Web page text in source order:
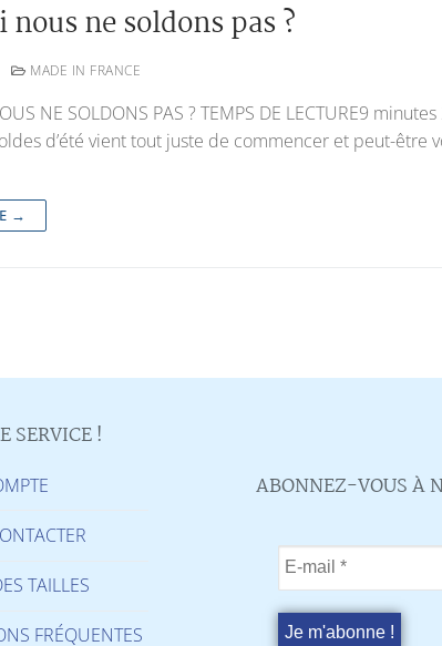
nous ne soldons pas ?
MADE IN FRANCE
NE SOLDONS PAS ? TEMPS DE LECTURE9
d’été vient tout juste de commencer et peut-être
→
SERVICE !
TAILLES
FRÉQUENTES
ABONNEZ-VOUS À